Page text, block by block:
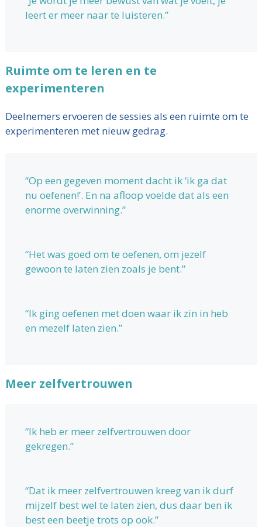
leert er meer naar te luisteren.”
Ruimte om te leren en te
experimenteren
Deelnemers ervoeren de sessies als een ruimte om te
experimenteren met nieuw gedrag.
“Op een gegeven moment dacht ik ‘ik ga dat
nu oefenen!’. En na afloop voelde dat als een
enorme overwinning.”
“Het was goed om te oefenen, om jezelf
gewoon te laten zien zoals je bent.”
“Ik ging oefenen met doen waar ik zin in heb
en mezelf laten zien.”
Meer zelfvertrouwen
“Ik heb er meer zelfvertrouwen door
gekregen.”
“Dat ik meer zelfvertrouwen kreeg van ik durf
mijzelf best wel te laten zien, dus daar ben ik
best een beetje trots op ook.”